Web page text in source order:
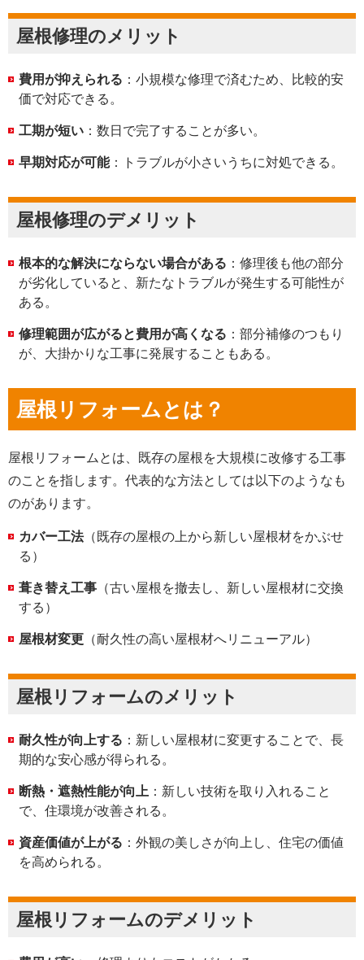
屋根修理のメリット
費用が抑えられる ：小規模な修理で済むため、比較的安
価で対応できる。
工期が短い ：数日で完了することが多い。
早期対応が可能：トラブルが小さいうちに対処できる。
屋根修理のデメリット
根本的な解決にならない場合がある ：修理後も他の部分
が劣化していると、新たなトラブルが発生する可能性が
ある。
修理範囲が広がると費用が高くなる ：部分補修のつもり
が、大掛かりな工事に発展することもある。
屋根リフォームとは？
屋根リフォームとは、既存の屋根を大規模に改修する工事
のことを指します。代表的な方法としては以下のようなも
のがあります。
カバー工法（既存の屋根の上から新しい屋根材をかぶせ
る）
葺き替え工事 （古い屋根を撤去し、新しい屋根材に交換
する）
屋根材変更 （耐久性の高い屋根材へリニューアル）
屋根リフォームのメリット
耐久性が向上する ：新しい屋根材に変更することで、長
期的な安心感が得られる。
断熱・遮熱性能が向上 ：新しい技術を取り入れること
で、住環境が改善される。
資産価値が上がる ：外観の美しさが向上し、住宅の価値
を高められる。
屋根リフォームのデメリット